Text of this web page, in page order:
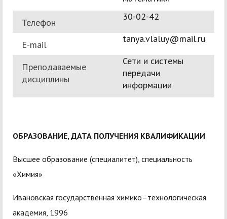
Телефон
30-02-42
E-mail
tanya.vlaluy@mail.ru
Преподаваемые
дисциплины
Сети и системы
передачи
информации
ОБРАЗОВАНИЕ, ДАТА ПОЛУЧЕНИЯ КВАЛИФИКАЦИИ
Высшее образование (специалитет), специальность
«Химия»
Ивановская государственная химико–технологическая
академия, 1996